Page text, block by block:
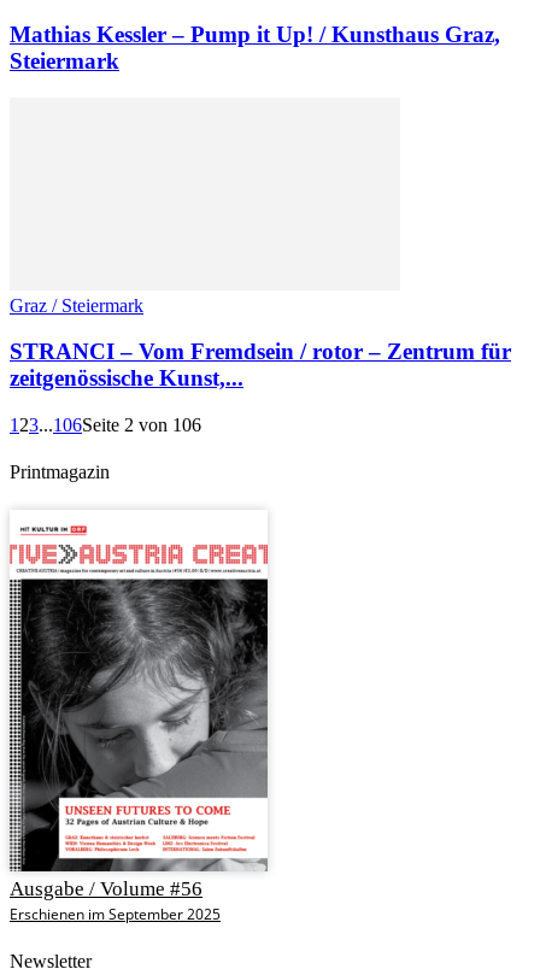
Mathias Kessler – Pump it Up! / Kunsthaus Graz,
Steiermark
Graz / Steiermark
STRANCI – Vom Fremdsein / rotor – Zentrum für
zeitgenössische Kunst,...
1 23...106Seite 2 von 106
Printmagazin
Ausgabe / Volume #56
Erschienen im September 2025
Newsletter